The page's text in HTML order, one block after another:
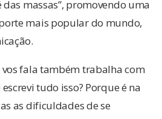
massas”, promovendo uma
mais popular do mundo,
vos fala também trabalha com
tudo isso? Porque é na
as dificuldades de se